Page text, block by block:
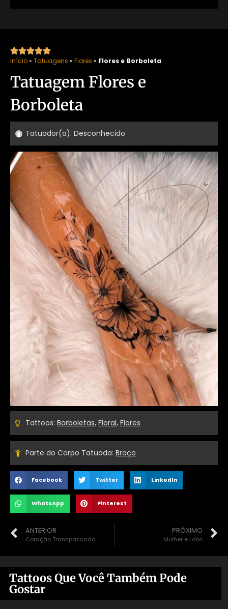

Início» Tatuagens » Flores » Flores e Borboleta
Tatuagem Flores e
Borboleta
Tatuador(a): Desconhecido
Tattoos: Borboletas, Floral, Flores
Parte do Corpo Tatuada: Braço
Facebook Twitter LinkedIn
WhatsApp Pinterest
ANTERIOR
Coração Transpassado
PRÓXIMO
Mulher e Lobo
Tattoos Que Você Também Pode
Gostar